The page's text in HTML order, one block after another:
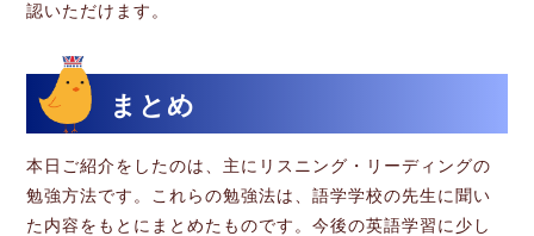
認いただけます。
まとめ
本日ご紹介をしたのは、主にリスニング・リーディングの
勉強方法です。これらの勉強法は、語学学校の先生に聞い
た内容をもとにまとめたものです。今後の英語学習に少し